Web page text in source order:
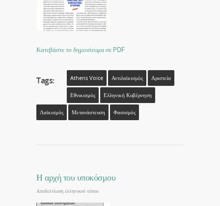
Κατεβάστε το δημοσίευμα σε PDF
Tags: Athens Voice Αντιλαϊκισμός Αριστεία
Εθνικισμός Ελληνική Κυβέρνηση
Λαϊκισμός Μετανάστευση Φασισμός
Η αρχή του υποκόσμου
Αποδελτίωση ελληνικού τύπου